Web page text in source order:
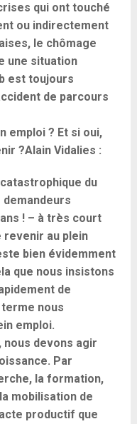
qui ont touché
ou indirectement
le chômage
une situation
est toujours
de parcours
emploi ? Et si oui,
?Alain Vidalies :
du
! – à très court
revenir au plein
bien évidemment
que nous insistons
de
terme nous
emploi.
devons agir
Par
la formation,
mobilisation de
productif que